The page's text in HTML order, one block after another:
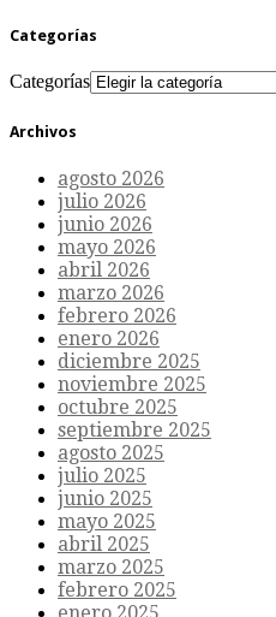
Categorías
Categorías
Archivos
agosto 2026
julio 2026
junio 2026
mayo 2026
abril 2026
marzo 2026
febrero 2026
enero 2026
diciembre 2025
noviembre 2025
octubre 2025
septiembre 2025
agosto 2025
julio 2025
junio 2025
mayo 2025
abril 2025
marzo 2025
febrero 2025